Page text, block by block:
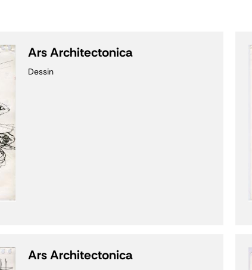
Ars Architectonica
Dessin
Ars Architectonica